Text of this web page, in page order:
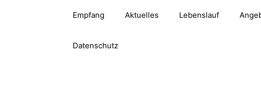
Empfang Aktuelles Lebenslauf
Datenschutz